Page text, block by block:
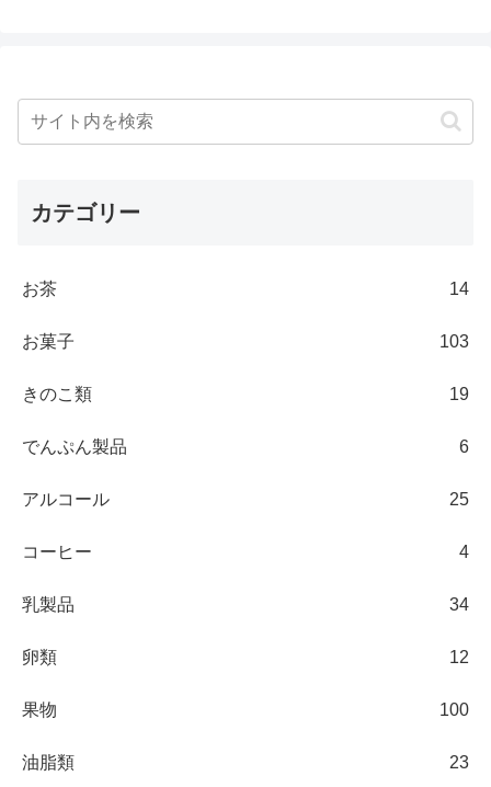
カテゴリー
お茶 14
お菓子 103
きのこ類 19
でんぷん製品 6
アルコール 25
コーヒー 4
乳製品 34
卵類 12
果物 100
油脂類 23